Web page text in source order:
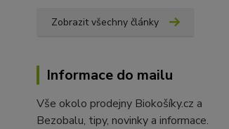
Zobrazit všechny články
Informace do mailu
Vše okolo prodejny Biokošíky.cz a
Bezobalu, tipy, novinky a informace.